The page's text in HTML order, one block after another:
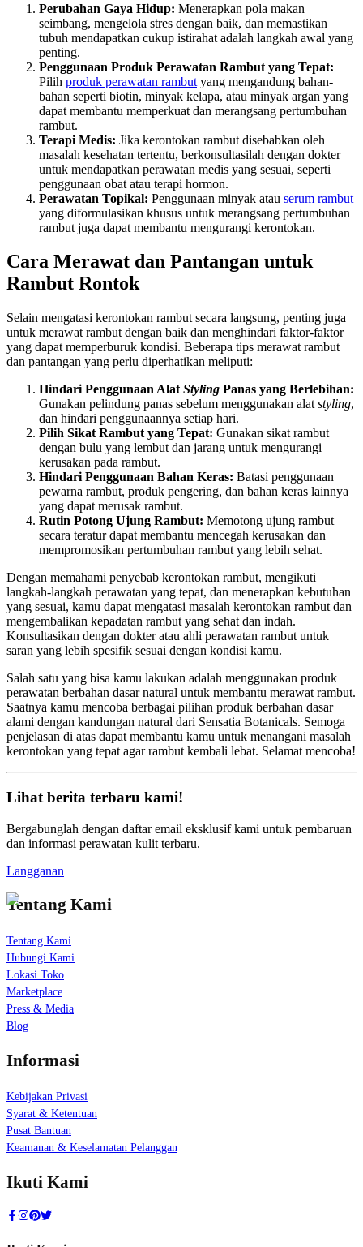
Perubahan Gaya Hidup: Menerapkan pola makan
seimbang, mengelola stres dengan baik, dan memastikan
tubuh mendapatkan cukup istirahat adalah langkah awal yang
penting.
Penggunaan Produk Perawatan Rambut yang Tepat:
Pilih produk perawatan rambut yang mengandung bahan-
bahan seperti biotin, minyak kelapa, atau minyak argan yang
dapat membantu memperkuat dan merangsang pertumbuhan
rambut.
Terapi Medis: Jika kerontokan rambut disebabkan oleh
masalah kesehatan tertentu, berkonsultasilah dengan dokter
untuk mendapatkan perawatan medis yang sesuai, seperti
penggunaan obat atau terapi hormon.
Perawatan Topikal: Penggunaan minyak atau serum rambut
yang diformulasikan khusus untuk merangsang pertumbuhan
rambut juga dapat membantu mengurangi kerontokan.
Cara Merawat dan Pantangan untuk
Rambut Rontok
Selain mengatasi kerontokan rambut secara langsung, penting juga
untuk merawat rambut dengan baik dan menghindari faktor-faktor
yang dapat memperburuk kondisi. Beberapa tips merawat rambut
dan pantangan yang perlu diperhatikan meliputi:
Hindari Penggunaan Alat Styling Panas yang Berlebihan:
Gunakan pelindung panas sebelum menggunakan alat styling,
dan hindari penggunaannya setiap hari.
Pilih Sikat Rambut yang Tepat: Gunakan sikat rambut
dengan bulu yang lembut dan jarang untuk mengurangi
kerusakan pada rambut.
Hindari Penggunaan Bahan Keras: Batasi penggunaan
pewarna rambut, produk pengering, dan bahan keras lainnya
yang dapat merusak rambut.
Rutin Potong Ujung Rambut: Memotong ujung rambut
secara teratur dapat membantu mencegah kerusakan dan
mempromosikan pertumbuhan rambut yang lebih sehat.
Dengan memahami penyebab kerontokan rambut, mengikuti
langkah-langkah perawatan yang tepat, dan menerapkan kebutuhan
yang sesuai, kamu dapat mengatasi masalah kerontokan rambut dan
mengembalikan kepadatan rambut yang sehat dan indah.
Konsultasikan dengan dokter atau ahli perawatan rambut untuk
saran yang lebih spesifik sesuai dengan kondisi kamu.
Salah satu yang bisa kamu lakukan adalah menggunakan produk
perawatan berbahan dasar natural untuk membantu merawat rambut.
Saatnya kamu mencoba berbagai pilihan produk berbahan dasar
alami dengan kandungan natural dari Sensatia Botanicals. Semoga
penjelasan di atas dapat membantu kamu untuk menangani masalah
kerontokan yang tepat agar rambut kembali lebat. Selamat mencoba!
Lihat berita terbaru kami!
Bergabunglah dengan daftar email eksklusif kami untuk pembaruan
dan informasi perawatan kulit terbaru.
Langganan
Tentang Kami
Tentang Kami
Hubungi Kami
Lokasi Toko
Marketplace
Press & Media
Blog
Informasi
Kebijakan Privasi
Syarat & Ketentuan
Pusat Bantuan
Keamanan & Keselamatan Pelanggan
Ikuti Kami